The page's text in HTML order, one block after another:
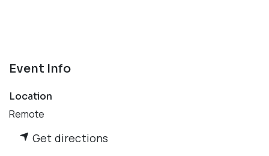
Event Info
Location
Remote
Get directions